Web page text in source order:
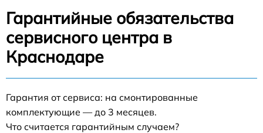
Гарантийные обязательства
сервисного центра в
Краснодаре
Гарантия от сервиса: на смонтированные
комплектующие — до 3 месяцев.
Что считается гарантийным случаем?